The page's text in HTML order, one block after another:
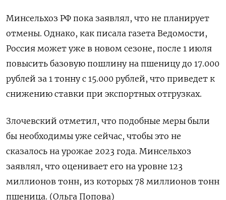
Минсельхоз РФ пока заявлял, что не планирует
отмены. Однако, как писала газета Ведомости,
Россия может уже в новом сезоне, после 1 июля
повысить базовую пошлину на пшеницу до 17.000
рублей за 1 тонну с 15.000 рублей, что приведет к
снижению ставки при экспортных отгрузках.
Злочевский отметил, что подобные меры были
бы необходимы уже сейчас, чтобы это не
сказалось на урожае 2023 года. Минсельхоз
заявлял, что оценивает его на уровне 123
миллионов тонн, из которых 78 миллионов тонн
пшеница. (Ольга Попова)